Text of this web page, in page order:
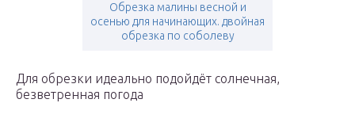
Обрезка малины весной и
осенью для начинающих. двойная
обрезка по соболеву
Для обрезки идеально подойдёт солнечная,
безветренная погода